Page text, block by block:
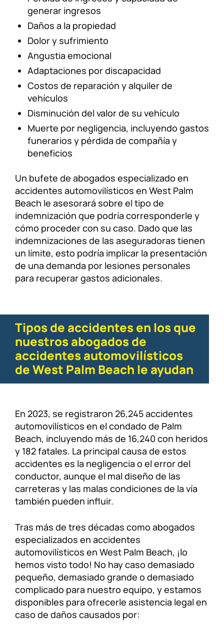
generar ingresos
Daños a la propiedad
Dolor y sufrimiento
Angustia emocional
Adaptaciones por discapacidad
Costos de reparación y alquiler de
vehículos
Disminución del valor de su vehículo
Muerte por negligencia, incluyendo gastos
funerarios y pérdida de compañía y
beneficios
Un bufete de abogados especializado en
accidentes automovilísticos en West Palm
Beach le asesorará sobre el tipo de
indemnización que podría corresponderle y
cómo proceder con su caso. Dado que las
indemnizaciones de las aseguradoras tienen
un límite, esto podría implicar la presentación
de una demanda por lesiones personales
para recuperar gastos adicionales.
Tipos de accidentes en los que
nuestros abogados de
accidentes automovilísticos
de West Palm Beach le ayudan
En 2023, se registraron 26,245 accidentes
automovilísticos en el condado de Palm
Beach, incluyendo más de 16,240 con heridos
y 182 fatales. La principal causa de estos
accidentes es la negligencia o el error del
conductor, aunque el mal diseño de las
carreteras y las malas condiciones de la vía
también pueden influir.
Tras más de tres décadas como abogados
especializados en accidentes
automovilísticos en West Palm Beach, ¡lo
hemos visto todo! No hay caso demasiado
pequeño, demasiado grande o demasiado
complicado para nuestro equipo, y estamos
disponibles para ofrecerle asistencia legal en
caso de daños causados ​​por: